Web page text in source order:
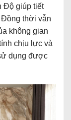
Độ giúp tiết
thời vẫn
không gian
chịu lực và
dụng được